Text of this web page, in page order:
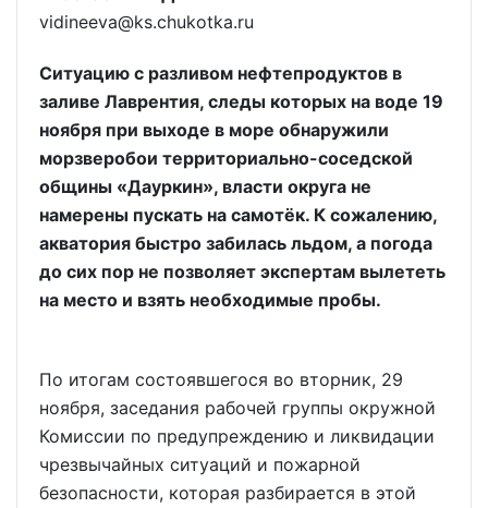
vidineeva@ks.chukotka.ru
Ситуацию с разливом нефтепродуктов в
заливе Лаврентия, следы которых на воде 19
ноября при выходе в море обнаружили
морзверобои территориально-соседской
общины «Дауркин», власти округа не
намерены пускать на самотёк. К сожалению,
акватория быстро забилась льдом, а погода
до сих пор не позволяет экспертам вылететь
на место и взять необходимые пробы.
По итогам состоявшегося во вторник, 29
ноября, заседания рабочей группы окружной
Комиссии по предупреждению и ликвидации
чрезвычайных ситуаций и пожарной
безопасности, которая разбирается в этой